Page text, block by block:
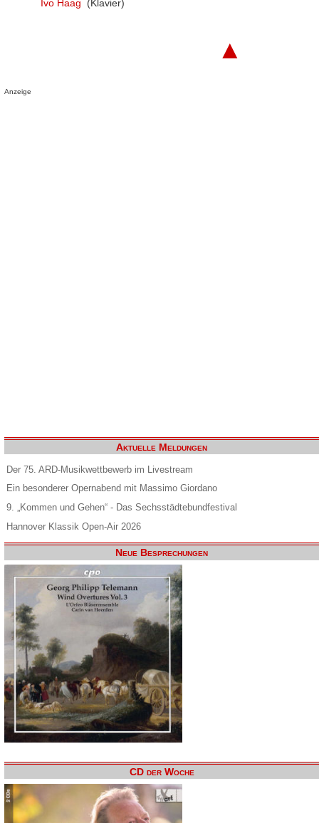
Ivo Haag (Klavier)
▲
Anzeige
Aktuelle Meldungen
Der 75. ARD-Musikwettbewerb im Livestream
Ein besonderer Opernabend mit Massimo Giordano
9. „Kommen und Gehen“ - Das Sechsstädtebundfestival
Hannover Klassik Open-Air 2026
Neue Besprechungen
CD der Woche